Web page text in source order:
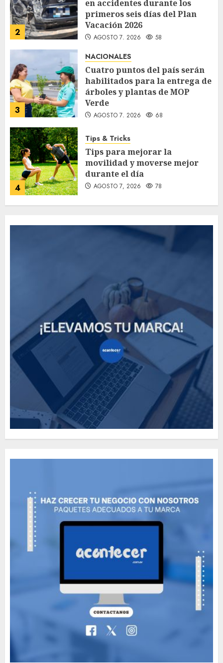
2
en accidentes durante los
primeros seis días del Plan
Vacación 2026
AGOSTO 7, 2026 58
3
NACIONALES
Cuatro puntos del país serán
habilitados para la entrega de
árboles y plantas de MOP
Verde
AGOSTO 7, 2026 68
4
Tips & Tricks
Tips para mejorar la
movilidad y moverse mejor
durante el día
AGOSTO 7, 2026 78
How Many of These Italian
MAYO 14, 2024 812
Need to Know About the
Classic Cars in a Retro
Movie?
The full story of
Thailand’s extraordinary
cave rescue
MAYO 14, 2024
Jorge Messi, el hombre